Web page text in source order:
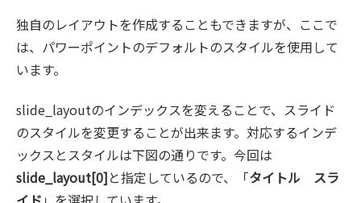
独自のレイアウトを作成することもできますが、ここで
は、パワーポイントのデフォルトのスタイルを使用して
います。
slide_layoutのインデックスを変えることで、スライド
のスタイルを変更することが出来ます。対応するインデ
ックスとスタイルは下図の通りです。今回は
slide_layout[0]と指定しているので、「タイトル スラ